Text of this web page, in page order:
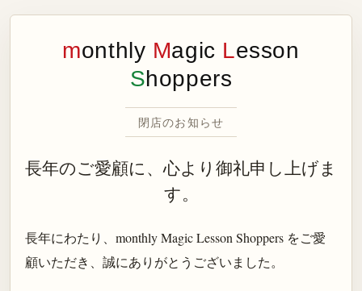
monthly Magic Lesson
Shoppers
閉店のお知らせ
長年のご愛顧に、心より御礼申し上げま
す。
長年にわたり、monthly Magic Lesson Shoppers をご愛
顧いただき、誠にありがとうございました。